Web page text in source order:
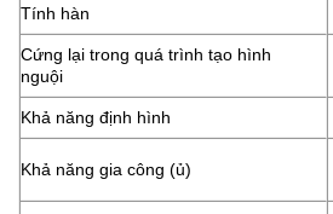
Tính hàn
Cứng lại trong quá trình tạo hình
nguội
Khả năng định hình
Khả năng gia công (ủ)